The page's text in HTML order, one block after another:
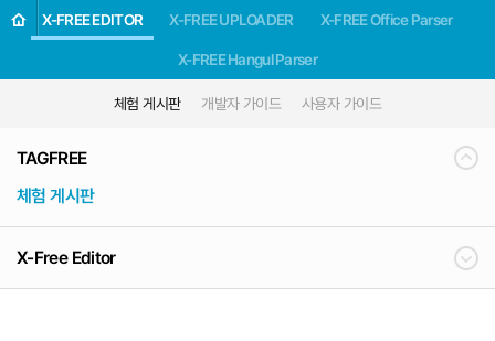
X-FREE EDITOR X-FREE UPLOADER X-FREE Office Parser
X-FREE Hangul Parser
체험 게시판 개발자 가이드 사용자 가이드
TAGFREE
체험 게시판
X-Free Editor